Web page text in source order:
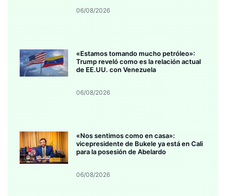
06/08/2026
«Estamos tomando mucho petróleo»:
Trump reveló como es la relación actual
de EE.UU. con Venezuela
06/08/2026
«Nos sentimos como en casa»:
vicepresidente de Bukele ya está en Cali
para la posesión de Abelardo
06/08/2026